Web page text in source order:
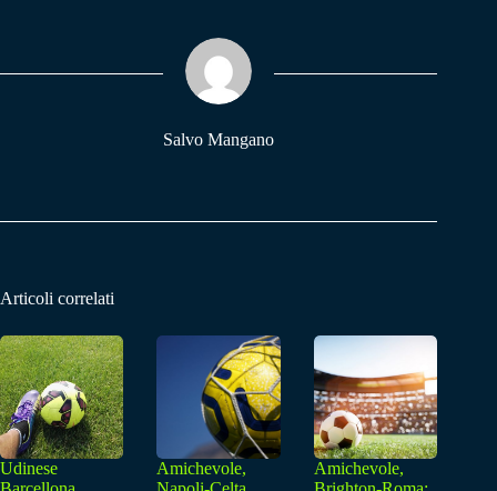
pp m
Salvo Mangano
Articoli correlati
Udinese
Amichevole,
Amichevole,